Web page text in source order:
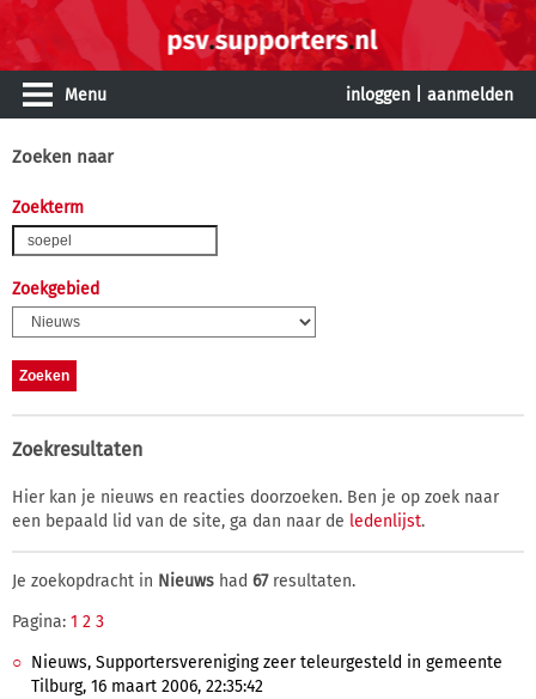
Menu inloggen aanmelden
Zoeken naar
Zoekterm
Zoekgebied
Zoekresultaten
Hier kan je nieuws en reacties doorzoeken. Ben je op zoek naar
een bepaald lid van de site, ga dan naar de ledenlijst.
Je zoekopdracht in Nieuws had 67resultaten.
Pagina: 1 2 3
Nieuws, Supportersvereniging zeer teleurgesteld in gemeente
Tilburg, 16 maart 2006, 22:35:42